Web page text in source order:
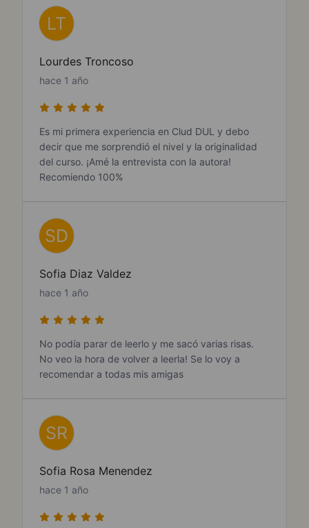
LT
Lourdes Troncoso
hace 1 año
Es mi primera experiencia en Clud DUL y debo
decir que me sorprendió el nivel y la originalidad
del curso. ¡Amé la entrevista con la autora!
Recomiendo 100%
SD
Sofia Diaz Valdez
hace 1 año
No podía parar de leerlo y me sacó varias risas.
No veo la hora de volver a leerla! Se lo voy a
recomendar a todas mis amigas
SR
Sofia Rosa Menendez
hace 1 año